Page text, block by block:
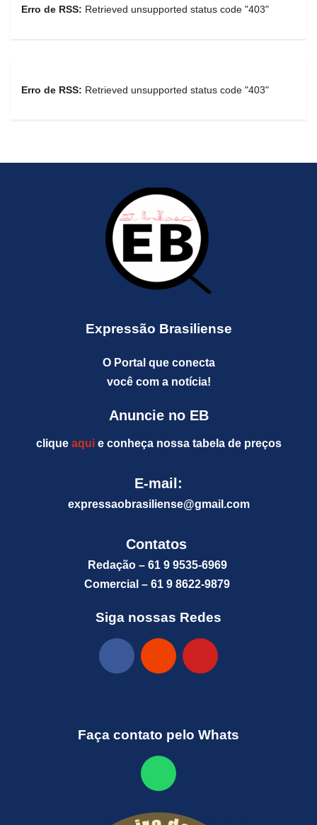
Erro de RSS: Retrieved unsupported status code "403"
Erro de RSS: Retrieved unsupported status code "403"
Expressão Brasiliense
O Portal que conecta
você com a notícia!
Anuncie no EB
clique aquie conheça nossa tabela de preços
E-mail:
expressaobrasiliense@gmail.com
Contatos
Redação – 61 9 9535-6969
Comercial – 61 9 8622-9879
Siga nossas Redes
Faça contato pelo Whats